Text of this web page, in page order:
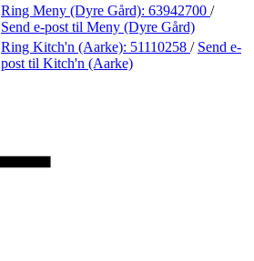
Ring Meny (Dyre Gård): 63942700 /
Send e-post til Meny (Dyre Gård)
Ring Kitch'n (Aarke): 51110258 / Send e-
post til Kitch'n (Aarke)